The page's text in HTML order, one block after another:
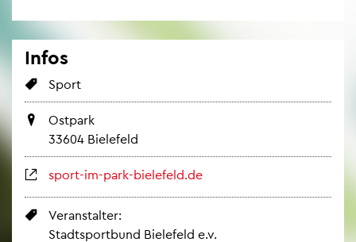
Infos
Sport
Ost­park
33604 Bie­le­feld
sport-im-park-bie­le­feld.de
Ver­an­stal­ter:
Stadt­s­port­bund Bie­le­feld e.v.